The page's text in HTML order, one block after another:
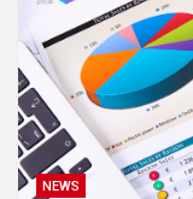
NEWS